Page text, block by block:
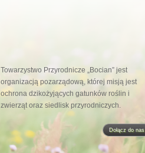
Towarzystwo Przyrodnicze „Bocian” jest
organizacją pozarządową, której misją jest
ochrona dzikożyjących gatunków roślin i
zwierząt oraz siedlisk przyrodniczych.
Dołącz do nas